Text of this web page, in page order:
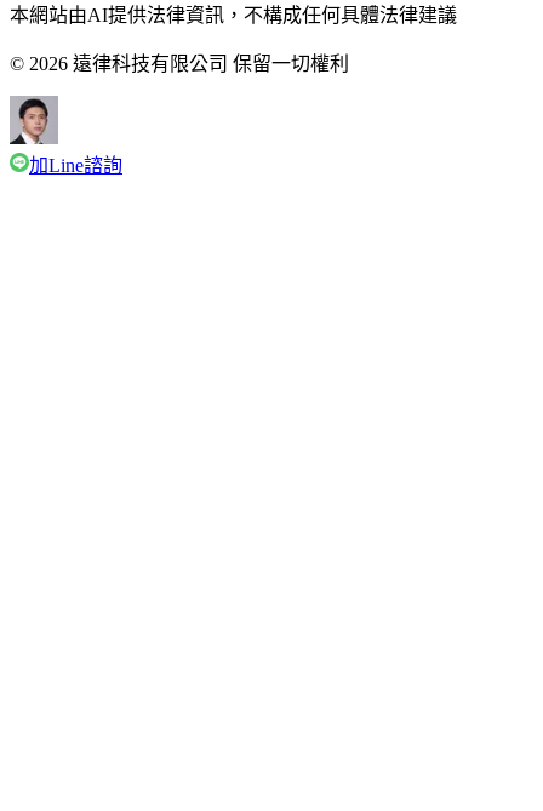
本網站由AI提供法律資訊，不構成任何具體法律建議
© 2026 遠律科技有限公司 保留一切權利
加Line諮詢